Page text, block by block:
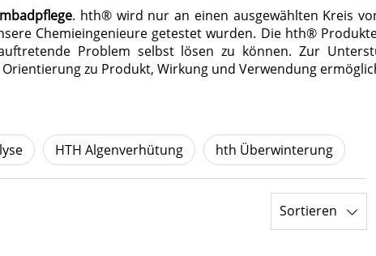
. hth® wird nur an einen ausgewählten Kreis
Chemieingenieure getestet wurden. Die hth®
Problem selbst lösen zu können. Zur
zu Produkt, Wirkung und Verwendung
HTH Algenverhütung hth Überwinterung
Sortieren